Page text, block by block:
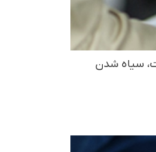
سیاه شدن